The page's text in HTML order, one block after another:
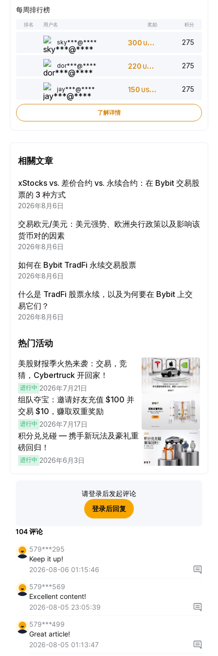
每周排行榜
排名 用户名 奖励 积分
sky***@**** 300 USDT 275
dor***@**** 220 USDT 275
jay***@**** 150 USDT 275
了解详情
相關文章
xStocks vs. 差价合约 vs. 永续合约：在 Bybit 交易股
票的 3 种方式
2026年8月6日
交易欧元/美元：美元强势、欧洲央行政策以及影响该
货币对的因素
2026年8月6日
如何在 Bybit TradFi 永续交易股票
2026年8月6日
什么是 TradFi 股票永续，以及为何要在 Bybit 上交
易它们？
2026年8月6日
热门活动
美股财报季火热来袭：交易，竞
猜，Cybertruck 开回家！
进行中 2026年7月21日
组队夺宝：邀请好友充值 $100 并
交易 $10，赚取双重奖励
进行中 2026年7月17日
积分兑兑碰 — 携手新玩法及豪礼重
磅回归！
进行中 2026年6月3日
请登录后发起评论
登录后回复
104评论
579***295
Keep it up!
2026-08-06 01:15:46
579***569
Excellent content!
2026-08-05 23:05:39
579***499
Great article!
2026-08-05 01:13:47